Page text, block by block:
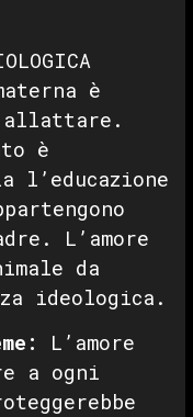
è
allattare.
è
l’educazione
L’amore
da
ideologica.
L’amore
a ogni